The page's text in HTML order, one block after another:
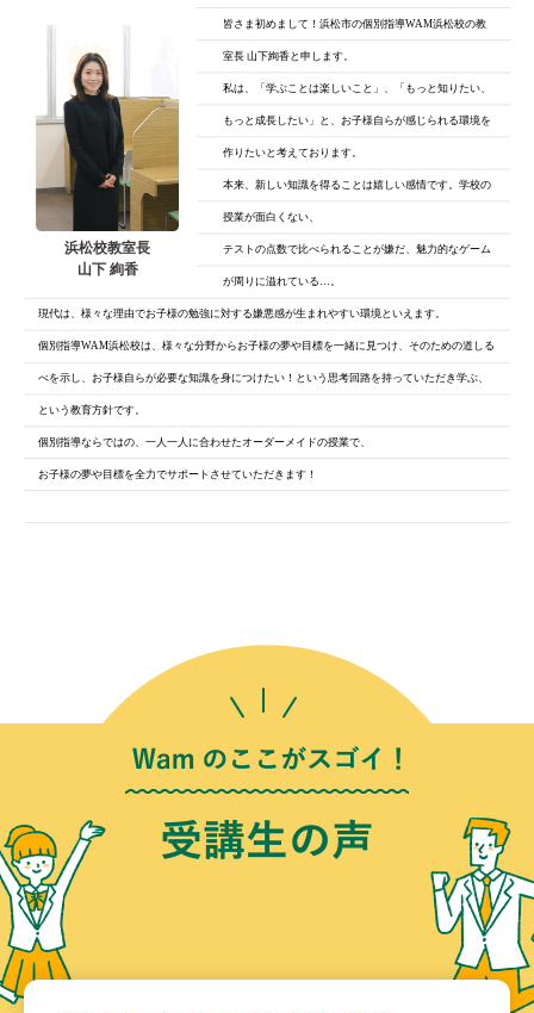
浜松校教室長
山下 絢香
皆さま初めまして！浜松市の個別指導WAM浜松校の教
室長 山下絢香と申します。
私は、「学ぶことは楽しいこと」、「もっと知りたい、
もっと成長したい」と、 お子様自らが感じられる環境を
作りたいと考えております。
本来、新しい知識を得ることは嬉しい感情です。学校の
授業が面白くない、
テストの点数で比べられることが嫌だ、魅力的なゲーム
が周りに溢れている…。
現代は、様々な理由でお子様の勉強に対する嫌悪感が生まれやすい環境といえます。
個別指導WAM浜松校は、様々な分野からお子様の夢や目標を一緒に見つけ、そのための道しる
べを示し、お子様自らが必要な知識を身につけたい！という思考回路を持っていただき学ぶ、
という教育方針です。
個別指導ならではの、一人一人に合わせたオーダーメイドの授業で、
お子様の夢や目標を全力でサポートさせていただきます！